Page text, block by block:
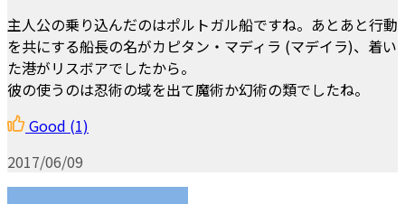
主人公の乗り込んだのはポルトガル船ですね。あとあと行動
を共にする船長の名がカピタン・マディラ (マデイラ)、着い
た港がリスボアでしたから。
彼の使うのは忍術の域を出て魔術か幻術の類でしたね。
Good (1)
2017/06/09